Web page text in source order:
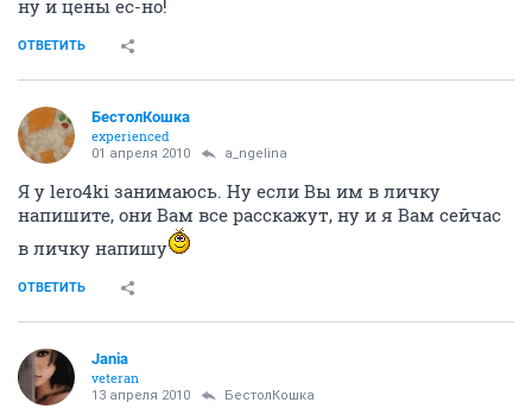
ну и цены ес-но!
ОТВЕТИТЬ
БестолКошка
experienced
01 апреля 2010 a_ngelina
Я у lero4ki занимаюсь. Ну если Вы им в личку
напишите, они Вам все расскажут, ну и я Вам сейчас
в личку напишу
ОТВЕТИТЬ
Jania
veteran
13 апреля 2010 БестолКошка